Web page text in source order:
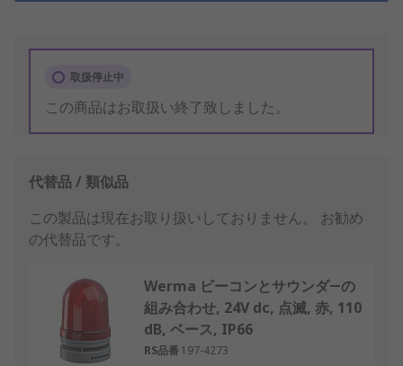
取扱停止中
この商品はお取扱い終了致しました。
代替品 / 類似品
この製品は現在お取り扱いしておりません。 お勧め
の代替品です。
Werma ビーコンとサウンダ―の
組み合わせ, 24V dc, 点滅, 赤, 110
dB, ベース, IP66
RS品番197-4273